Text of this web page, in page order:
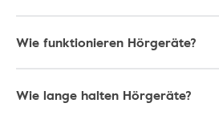
Wie funktionieren Hörgeräte?
Wie lange halten Hörgeräte?